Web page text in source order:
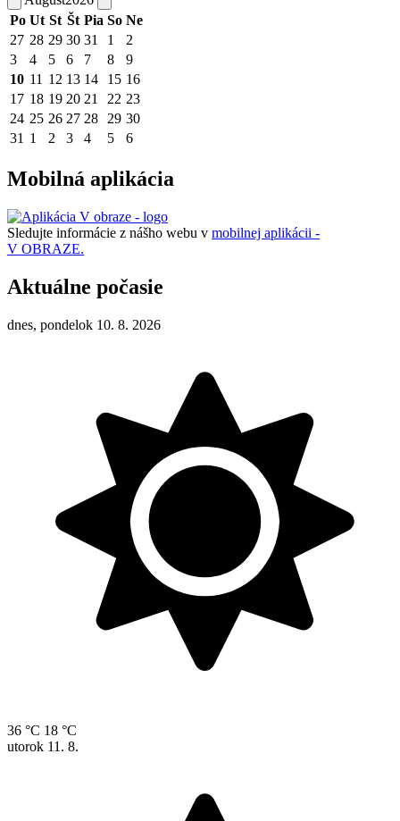
Po Ut St Št Pia So Ne
27 28 29 30 31 1
2
3
4 5 6 7 8
9
10 11 12 13 14 15 16
17 18 19 20 21 22 23
24 25 26 27 28 29 30
31 1 2 3 4 5 6
Mobilná aplikácia
Sledujte informácie z nášho webu v mobilnej aplikácii -
V OBRAZE.
Aktuálne počasie
dnes, pondelok 10. 8. 2026
36 °C 18 °C
utorok 11. 8.